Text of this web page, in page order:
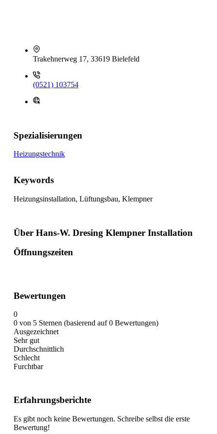
Trakehnerweg 17, 33619 Bielefeld
(0521) 103754
Spezialisierungen
Heizungstechnik
Keywords
Heizungsinstallation, Lüftungsbau, Klempner
Über Hans-W. Dresing Klempner Installation
Öffnungszeiten
Bewertungen
0
0 von 5 Sternen (basierend auf 0 Bewertungen)
Ausgezeichnet
Sehr gut
Durchschnittlich
Schlecht
Furchtbar
Erfahrungsberichte
Es gibt noch keine Bewertungen. Schreibe selbst die erste
Bewertung!